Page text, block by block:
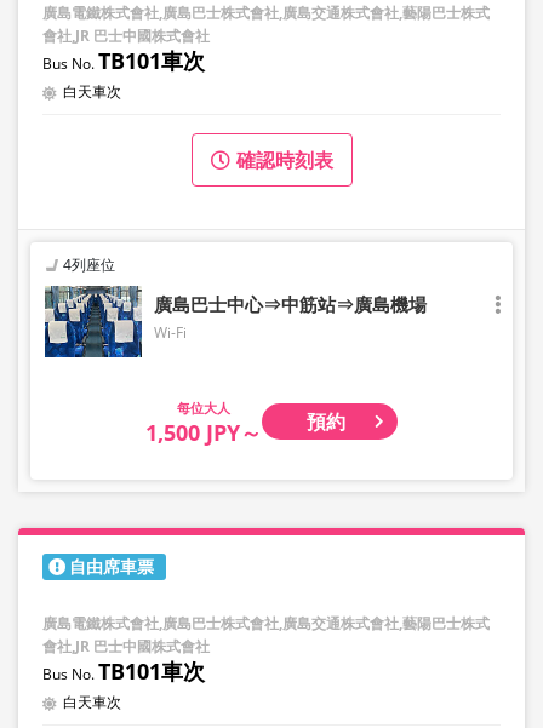
廣島電鐵株式會社,廣島巴士株式會社,廣島交通株式會社,藝陽巴士株式
會社,JR 巴士中國株式會社
TB101車次
白天車次
確認時刻表
4列座位
廣島巴士中心⇒中筋站⇒廣島機場
Wi-Fi
大人
1,500 JPY～ 預約
自由席車票
廣島電鐵株式會社,廣島巴士株式會社,廣島交通株式會社,藝陽巴士株式
會社,JR 巴士中國株式會社
TB101車次
白天車次